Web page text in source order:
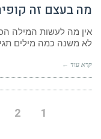
מה בעצם זה
אין מה לעשות המילה
לא משנה כמה מילים
קרא עוד ←
1
2